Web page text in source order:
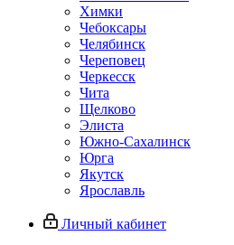
Химки
Чебоксары
Челябинск
Череповец
Черкесск
Чита
Щелково
Элиста
Южно-Сахалинск
Юрга
Якутск
Ярославль
Личный кабинет